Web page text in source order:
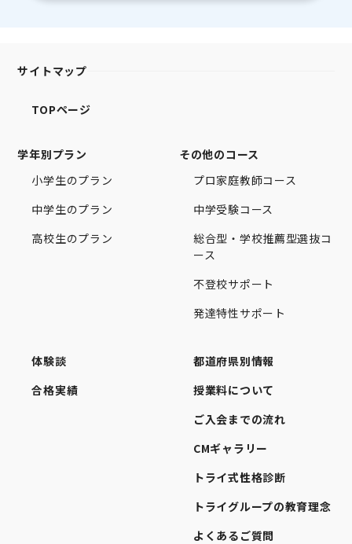
サイトマップ
TOPページ
学年別プラン
小学生のプラン
中学生のプラン
高校生のプラン
その他のコース
プロ家庭教師コース
中学受験コース
総合型・学校推薦型選抜コ
ース
不登校サポート
発達特性サポート
体験談
合格実績
都道府県別情報
授業料について
ご入会までの流れ
CMギャラリー
トライ式性格診断
トライグループの教育理念
よくあるご質問